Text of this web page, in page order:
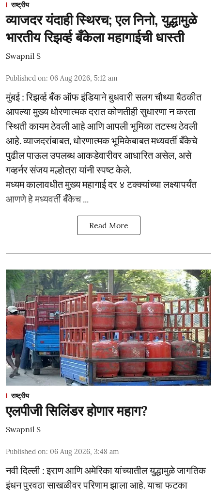
राष्ट्रीय
व्याजदर यंदाही स्थिरच; एल निनो, युद्धामुळे
भारतीय रिझर्व्ह बँकेला महागाईची धास्ती
Swapnil S
Published on: 06 Aug 2026, 5:12 am
मुंबई : रिझर्व्ह बँक ऑफ इंडियाने बुधवारी सलग चौथ्या बैठकीत
आपल्या मुख्य धोरणात्मक दरात कोणतीही सुधारणा न करता
स्थिती कायम ठेवली आहे आणि आपली भूमिका तटस्थ ठेवली
आहे. व्याजदरांबाबत, धोरणात्मक भूमिकेबाबत मध्यवर्ती बँकेचे
पुढील पाऊल उपलब्ध आकडेवारीवर आधारित असेल, असे
गव्हर्नर संजय मल्होत्रा यांनी स्पष्ट केले.
मध्यम कालावधीत मुख्य महागाई दर ४ टक्क्यांच्या लक्ष्यापर्यंत
आणणे हे मध्यवर्ती बँकेच ...
Read More
राष्ट्रीय
एलपीजी सिलिंडर होणार महाग?
Swapnil S
Published on: 06 Aug 2026, 3:48 am
नवी दिल्ली : इराण आणि अमेरिका यांच्यातील युद्धामुळे जागतिक
इंधन पुरवठा साखळीवर परिणाम झाला आहे. याचा फटका